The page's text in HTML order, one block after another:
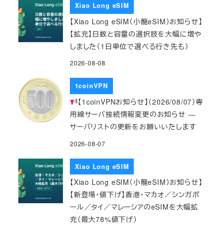
Xiao Long eSIM
【Xiao Long eSIM（小龍eSIM）お知らせ】
【拡充】日数と容量の選択肢を大幅に増や
しました（1日単位で選べる行き先も）
2026-08-08
1coinVPN
【1coinVPNお知らせ】（2026/08/07）専
用線サーバ接続情報変更のお知らせ ―
サーバリストの更新をお願いいたします
2026-08-07
Xiao Long eSIM
【Xiao Long eSIM（小龍eSIM）お知らせ】
【新登場・値下げ】香港・マカオ／シンガポ
ール／タイ／マレーシアのeSIMを大幅拡
充（最大78%値下げ）